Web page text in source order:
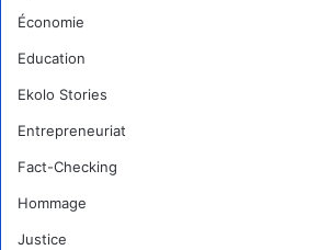
Économie
Education
Ekolo Stories
Entrepreneuriat
Fact-Checking
Hommage
Justice